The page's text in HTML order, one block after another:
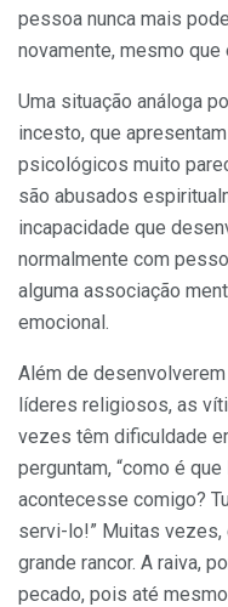
pessoa nunca mais
novamente, mesmo
Uma situação análoga
incesto, que
psicológicos muito
são abusados
incapacidade que
normalmente com
alguma associação
emocional.
Além de
líderes religiosos, as
vezes têm dificuldade
perguntam, “como é
acontecesse comigo?
servi-lo!” Muitas
grande rancor. A raiva,
pecado, pois até